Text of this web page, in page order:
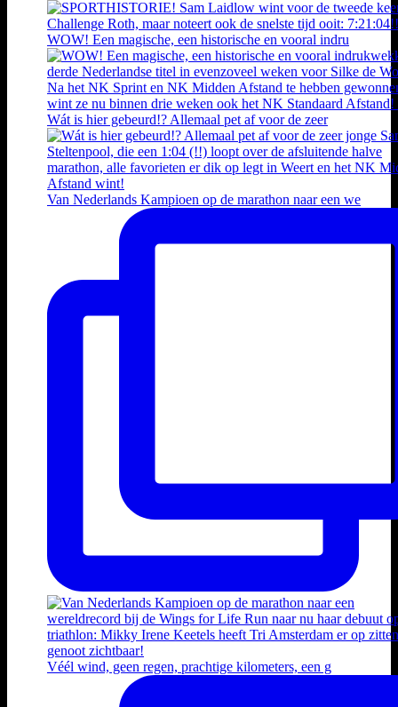
WOW! Een magische, een historische en vooral indru
Wát is hier gebeurd!? Allemaal pet af voor de zeer
Van Nederlands Kampioen op de marathon naar een we
Véél wind, geen regen, prachtige kilometers, een g